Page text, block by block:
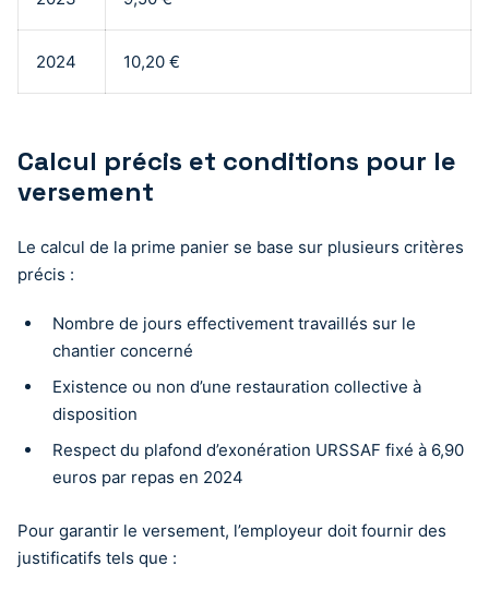
2024 10,20 €
Calcul précis et conditions pour le
versement
Le calcul de la prime panier se base sur plusieurs critères
précis :
Nombre de jours effectivement travaillés sur le
chantier concerné
Existence ou non d’une restauration collective à
disposition
Respect du plafond d’exonération URSSAF fixé à 6,90
euros par repas en 2024
Pour garantir le versement, l’employeur doit fournir des
justificatifs tels que :